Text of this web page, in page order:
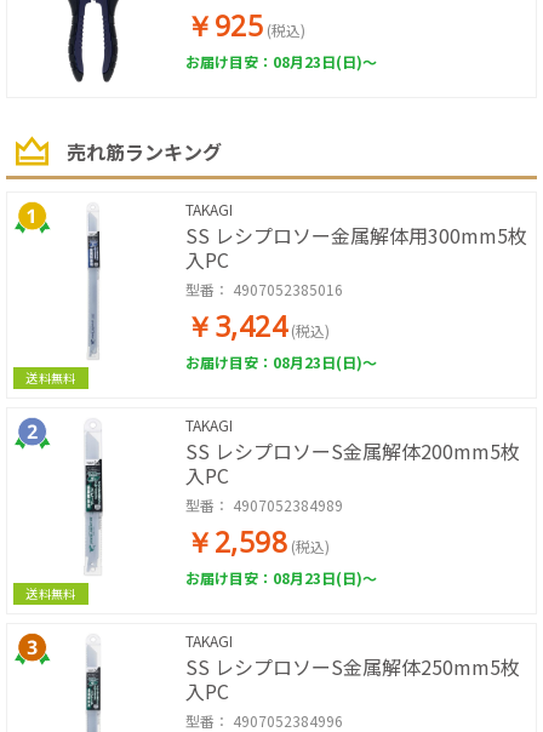
￥925 (税込)
お届け目安：08月23日(日)～
売れ筋ランキング
送料無料
TAKAGI
SS レシプロソー金属解体用300mm5枚
入PC
型番： 4907052385016
￥3,424 (税込)
お届け目安：08月23日(日)～
送料無料
TAKAGI
SS レシプロソーS金属解体200mm5枚
入PC
型番： 4907052384989
￥2,598 (税込)
お届け目安：08月23日(日)～
TAKAGI
SS レシプロソーS金属解体250mm5枚
入PC
型番： 4907052384996